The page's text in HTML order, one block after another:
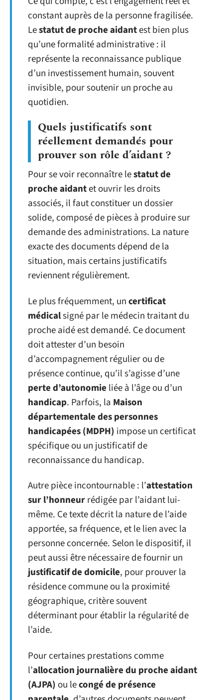
constant auprès de la personne fragilisée.
Lestatut de proche aidantest bien plus
qu’une formalité administrative : il
représente la reconnaissance publique
d’un investissement humain, souvent
invisible, pour soutenir un proche au
quotidien.
Quels justificatifs sont
réellement demandés pour
prouver son rôle d’aidant ?
Pour se voir reconnaître lestatut de
proche aidantet ouvrir les droits
associés, il faut constituer un dossier
solide, composé de pièces à produire sur
demande des administrations. La nature
exacte des documents dépend de la
situation, mais certains justificatifs
reviennent régulièrement.
Le plus fréquemment, uncertificat
médicalsigné par le médecin traitant du
proche aidé est demandé. Ce document
doit attester d’un besoin
d’accompagnement régulier ou de
présence continue, qu’il s’agisse d’une
perte d’autonomie liée à l’âge ou d’un
handicap. Parfois, la Maison
départementale des personnes
handicapées (MDPH) impose un certificat
spécifique ou un justificatif de
reconnaissance du handicap.
Autre pièce incontournable : l’attestation
sur l’honneurrédigée par l’aidant lui-
même. Ce texte décrit la nature de l’aide
apportée, sa fréquence, et le lien avec la
personne concernée. Selon le dispositif, il
peut aussi être nécessaire de fournir un
justificatif de domicile, pour prouver la
résidence commune ou la proximité
géographique, critère souvent
déterminant pour établir la régularité de
l’aide.
Pour certaines prestations comme
l’allocation journalière du proche aidant
(AJPA) ou lecongé de présence